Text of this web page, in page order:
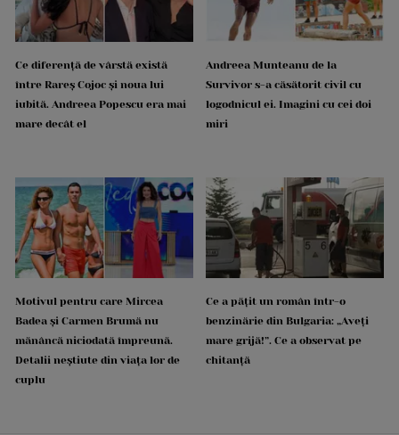
Ce diferență de vârstă există
între Rareș Cojoc și noua lui
iubită. Andreea Popescu era mai
mare decât el
Andreea Munteanu de la
Survivor s-a căsătorit civil cu
logodnicul ei. Imagini cu cei doi
miri
Motivul pentru care Mircea
Badea și Carmen Brumă nu
mănâncă niciodată împreună.
Detalii neștiute din viața lor de
cuplu
Ce a pățit un român într-o
benzinărie din Bulgaria: „Aveți
mare grijă!”. Ce a observat pe
chitanță